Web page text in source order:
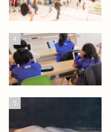
4
5